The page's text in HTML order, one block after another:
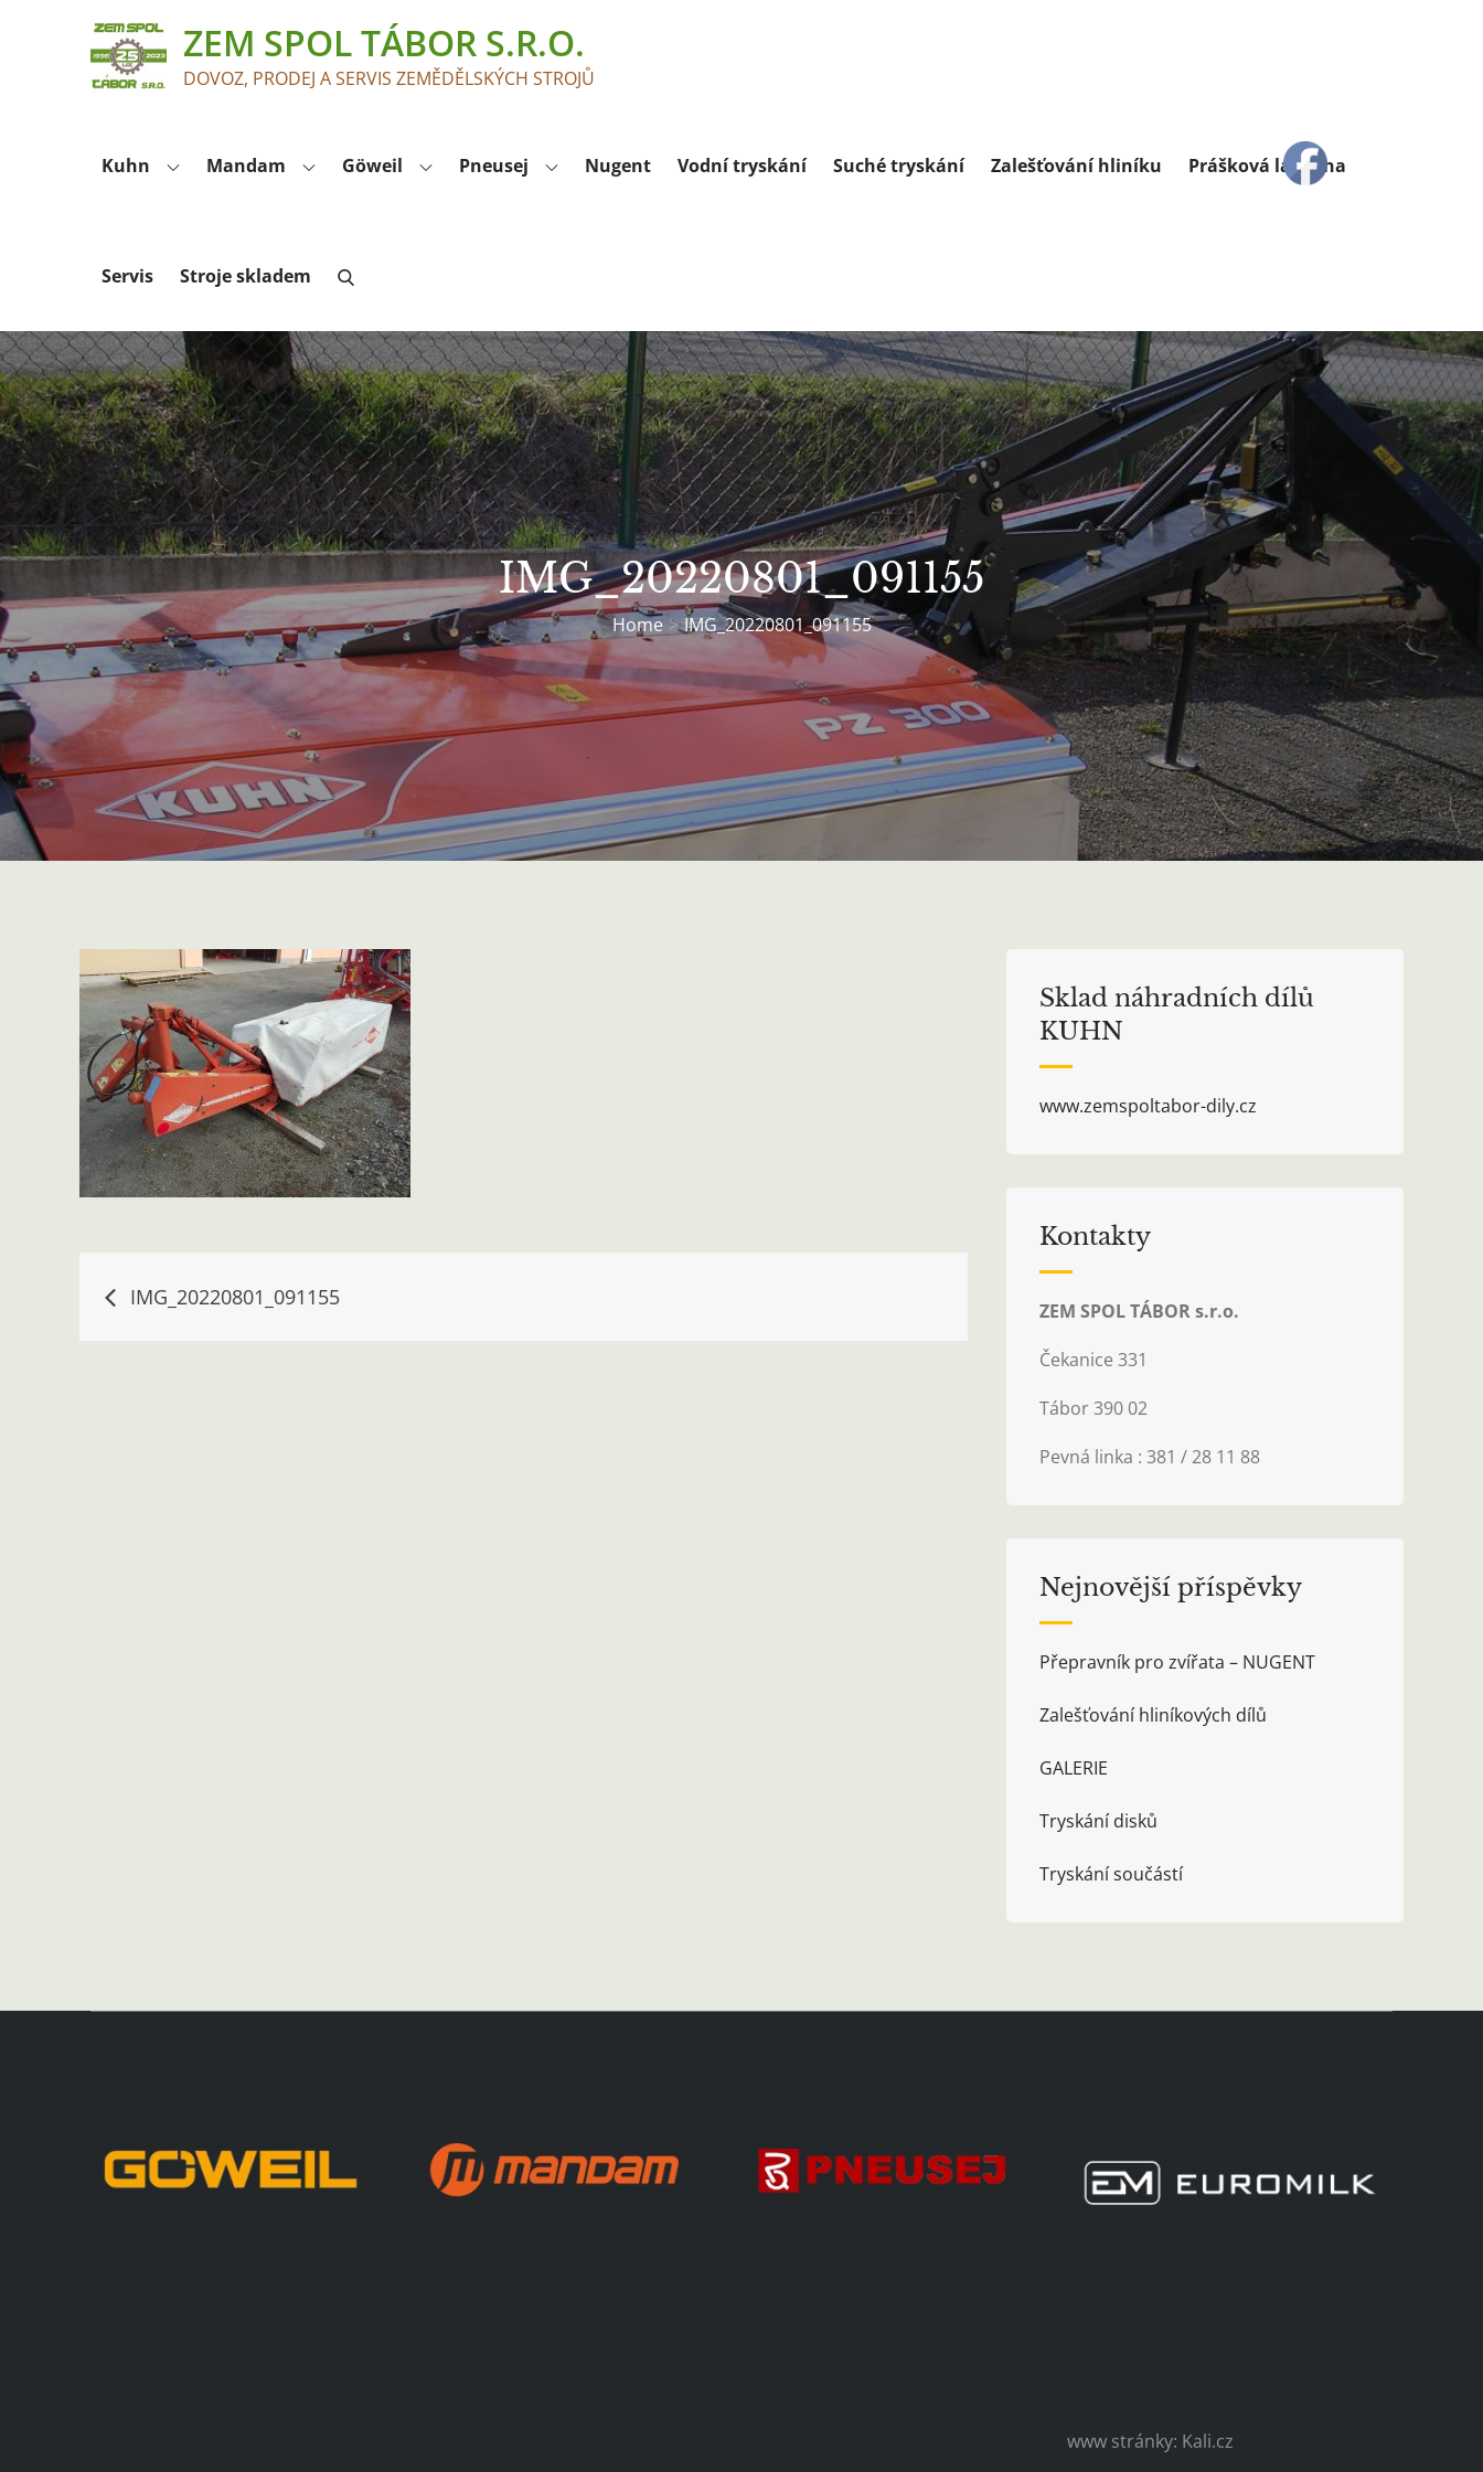
ZEM SPOL TÁBOR S.R.O.
DOVOZ, PRODEJ A SERVIS ZEMĚDĚLSKÝCH STROJŮ
Kuhn Mandam Göweil Pneusej Nugent Vodní tryskání Suché tryskání Zalešťování hliníku Prášková lakovna
Servis Stroje skladem
IMG_20220801_091155
Home IMG_20220801_091155
Navigace
IMG_20220801_091155
Sklad náhradních dílů
KUHN
www.zemspoltabor-dily.cz
Kontakty
ZEM SPOL TÁBOR s.r.o.
Čekanice 331
Tábor 390 02
Pevná linka : 381 / 28 11 88
Nejnovější příspěvky
Přepravník pro zvířata – NUGENT
Zalešťování hliníkových dílů
GALERIE
Tryskání disků
Tryskání součástí
www stránky: Kali.cz